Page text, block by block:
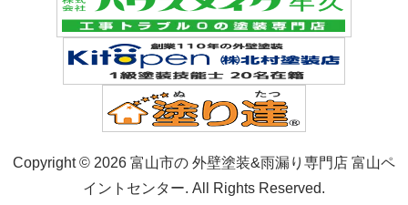
Copyright © 2026 富山市の 外壁塗装&雨漏り専門店 富山ペ
イントセンター. All Rights Reserved.